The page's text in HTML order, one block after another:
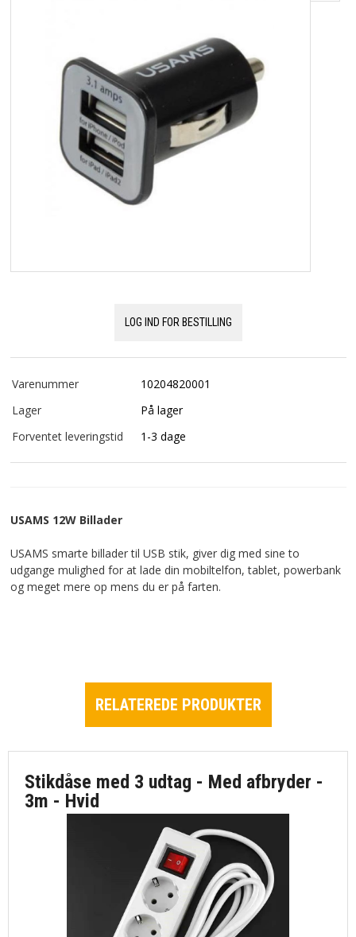
KUNDESERVICE
FORRETNINGSBETINGELSER
LOG IND FOR BESTILLING
Varenummer
10204820001
Lager
På lager
Forventet leveringstid
1-3 dage
USAMS 12W Billader
USAMS smarte billader til USB stik, giver dig med sine to
udgange mulighed for at lade din mobiltelfon, tablet, powerbank
og meget mere op mens du er på farten.
RELATEREDE PRODUKTER
Stikdåse med 3 udtag - Med afbryder -
3m - Hvid